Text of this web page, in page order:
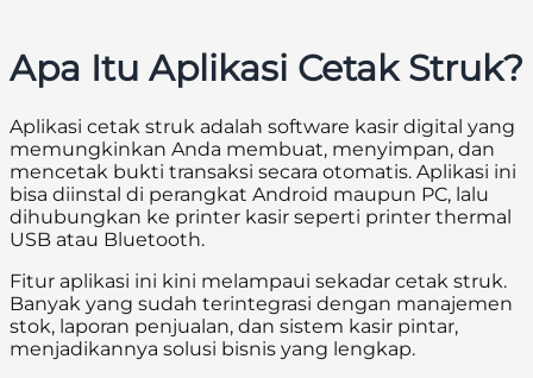
Apa Itu Aplikasi Cetak Struk?
Aplikasi cetak struk adalah software kasir digital yang
memungkinkan Anda membuat, menyimpan, dan
mencetak bukti transaksi secara otomatis. Aplikasi ini
bisa diinstal di perangkat Android maupun PC, lalu
dihubungkan ke printer kasir seperti printer thermal
USB atau Bluetooth.
Fitur aplikasi ini kini melampaui sekadar cetak struk.
Banyak yang sudah terintegrasi dengan manajemen
stok, laporan penjualan, dan sistem kasir pintar,
menjadikannya solusi bisnis yang lengkap.